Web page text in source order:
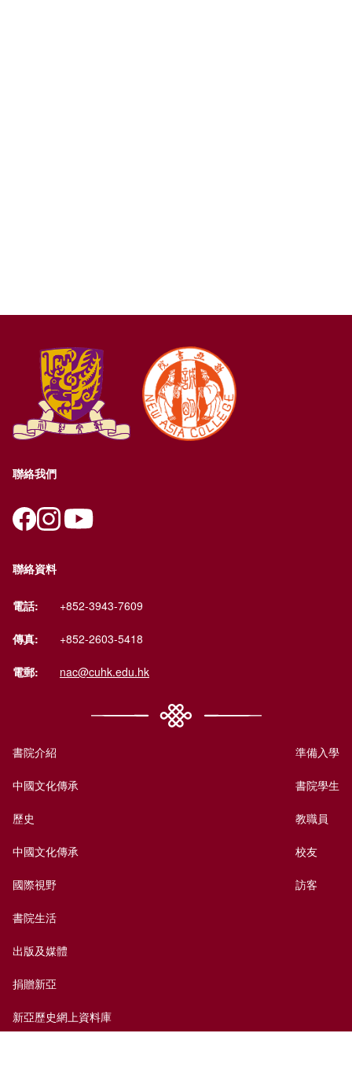
聯絡我們
聯絡資料
電話: +852-3943-7609
傳真: +852-2603-5418
電郵: nac@cuhk.edu.hk
書院介紹
中國文化傳承
歷史
中國文化傳承
國際視野
書院生活
出版及媒體
捐贈新亞
新亞歷史網上資料庫
準備入學
書院學生
教職員
校友
訪客